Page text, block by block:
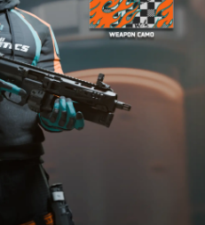
Inhalte jederzeit
entfernen.
Facebook
X
Link kopieren